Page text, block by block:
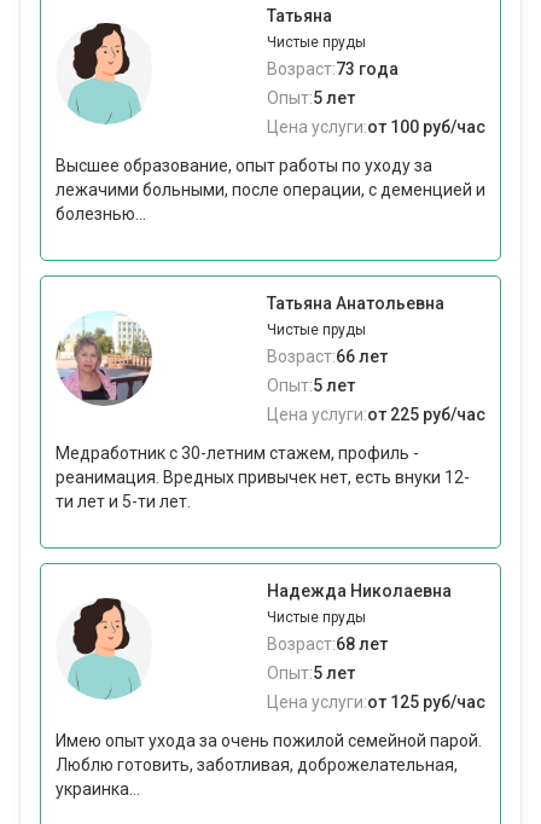
Татьяна
Чистые пруды
Возраст:73 года
Опыт:5 лет
Цена услуги:от 100 руб/час
Высшее образование, опыт работы по уходу за
лежачими больными, после операции, с деменцией и
болезнью...
Татьяна Анатольевна
Чистые пруды
Возраст:66 лет
Опыт:5 лет
Цена услуги:от 225 руб/час
Медработник с 30-летним стажем, профиль -
реанимация. Вредных привычек нет, есть внуки 12-
ти лет и 5-ти лет.
Надежда Николаевна
Чистые пруды
Возраст:68 лет
Опыт:5 лет
Цена услуги:от 125 руб/час
Имею опыт ухода за очень пожилой семейной парой.
Люблю готовить, заботливая, доброжелательная,
украинка...